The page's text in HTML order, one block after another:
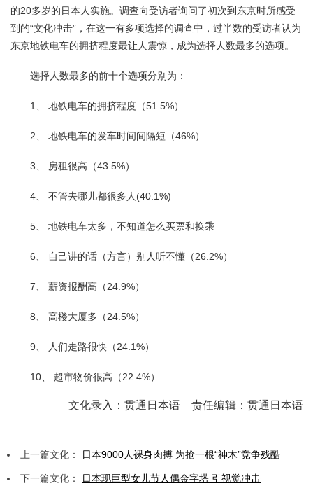
的20多岁的日本人实施。调查向受访者询问了初次到东京时所感受
到的“文化冲击”，在这一有多项选择的调查中，过半数的受访者认为
东京地铁电车的拥挤程度最让人震惊，成为选择人数最多的选项。
选择人数最多的前十个选项分别为：
1、 地铁电车的拥挤程度（51.5%）
2、 地铁电车的发车时间间隔短（46%）
3、 房租很高（43.5%）
4、 不管去哪儿都很多人(40.1%)
5、 地铁电车太多，不知道怎么买票和换乘
6、 自己讲的话（方言）别人听不懂（26.2%）
7、 薪资报酬高（24.9%）
8、 高楼大厦多（24.5%）
9、 人们走路很快（24.1%）
10、 超市物价很高（22.4%）
文化录入：贯通日本语 责任编辑：贯通日本语
上一篇文化： 日本9000人裸身肉搏 为抢一根“神木”竞争残酷
下一篇文化： 日本现巨型女儿节人偶金字塔 引视觉冲击